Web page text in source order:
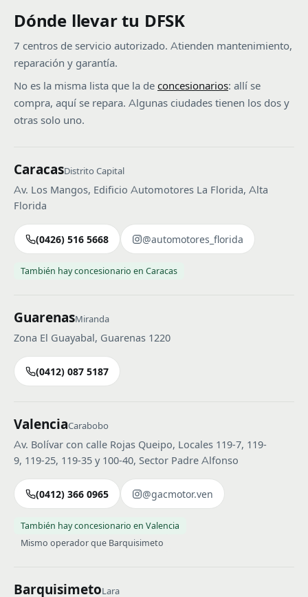
Dónde llevar tu DFSK
7 centros de servicio autorizado. Atienden mantenimiento,
reparación y garantía.
No es la misma lista que la de concesionarios: allí se
compra, aquí se repara. Algunas ciudades tienen los dos y
otras solo uno.
CaracasDistrito Capital
Av. Los Mangos, Edificio Automotores La Florida, Alta
Florida
(0426) 516 5668 @automotores_florida
También hay concesionario en Caracas
GuarenasMiranda
Zona El Guayabal, Guarenas 1220
(0412) 087 5187
ValenciaCarabobo
Av. Bolívar con calle Rojas Queipo, Locales 119-7, 119-
9, 119-25, 119-35 y 100-40, Sector Padre Alfonso
(0412) 366 0965 @gacmotor.ven
También hay concesionario en Valencia
Mismo operador que Barquisimeto
BarquisimetoLara